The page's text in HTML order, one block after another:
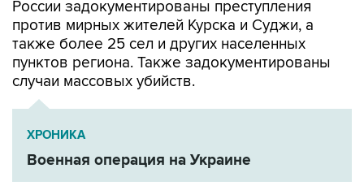
России задокументированы преступления
против мирных жителей Курска и Суджи, а
также более 25 сел и других населенных
пунктов региона. Также задокументированы
случаи массовых убийств.
ХРОНИКА
Военная операция на Украине